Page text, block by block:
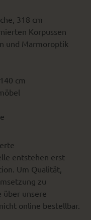
318 cm
Korpussen
und Marmoroptik
cm
entstehen erst
Um Qualität,
zu
über unsere
online bestellbar.